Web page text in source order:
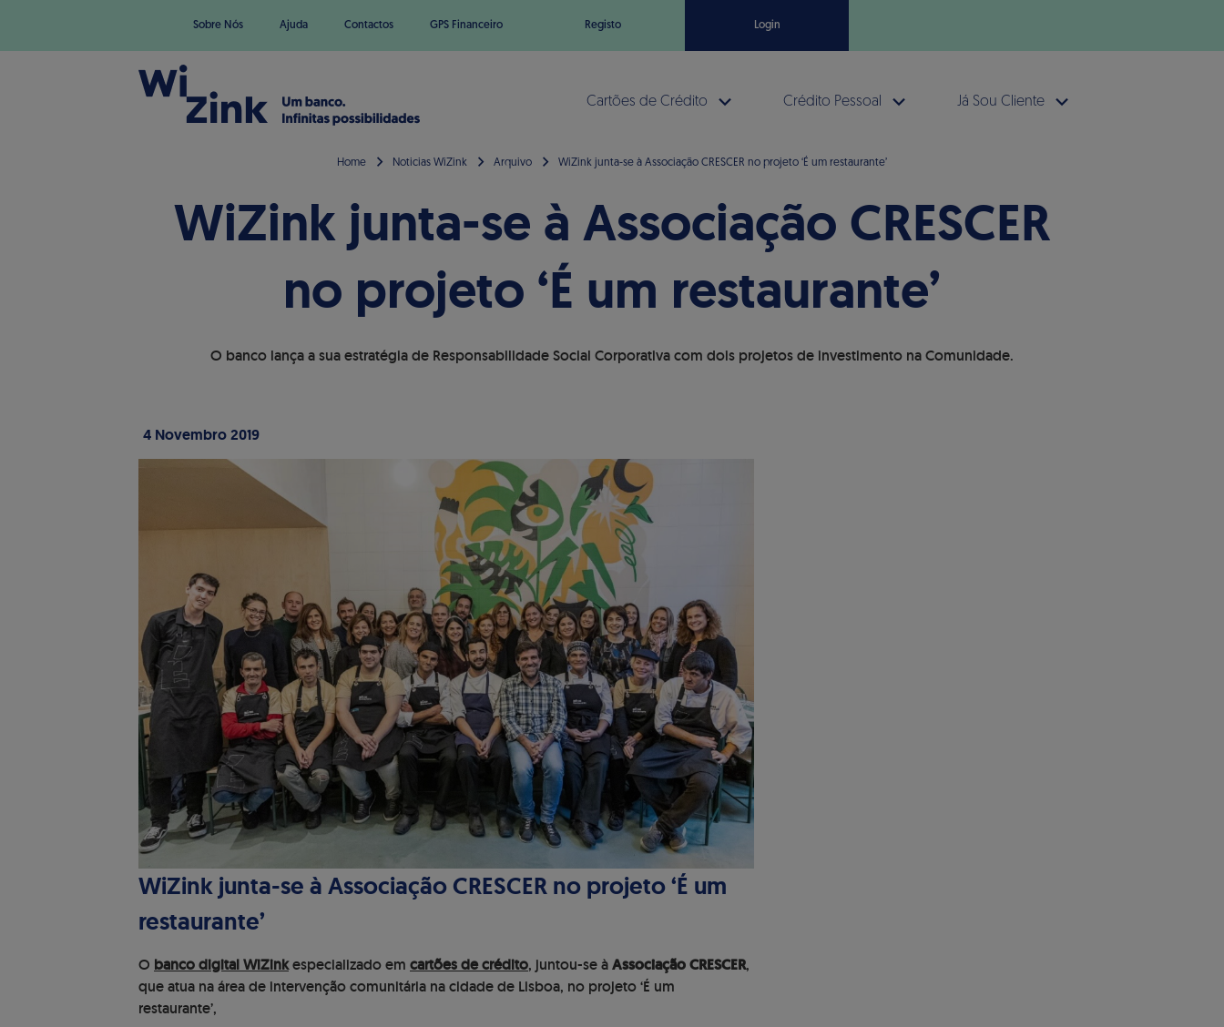
Sobre Nós Ajuda Contactos GPS Financeiro Registo Login
Cartões de Crédito Crédito Pessoal Já Sou Cliente
Home Noticias WiZink Arquivo WiZink junta-se à Associação CRESCER no projeto ‘É um restaurante’
WiZink junta-se à Associação CRESCER
no projeto ‘É um restaurante’
O banco lança a sua estratégia de Responsabilidade Social Corporativa com dois projetos de investimento na Comunidade.
4 Novembro 2019
WiZink junta-se à Associação CRESCER no projeto ‘É um
restaurante’
O banco digital WiZinkespecializado em cartões de crédito, juntou-se àAssociação CRESCER,
que atua na área de intervenção comunitária na cidade de Lisboa, no projeto ‘É um
restaurante’,